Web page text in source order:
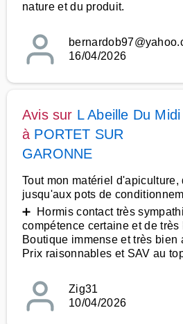
nature et du produit.
16/04/2026
Avis sur L Abeille Du Midi
à PORTET SUR
GARONNE
Tout mon matériel d'apiculture,
jusqu'aux pots de
➕ Hormis contact très
compétence certaine et de très
Boutique immense et très bien
Prix raisonnables et SAV au
Zig31
10/04/2026